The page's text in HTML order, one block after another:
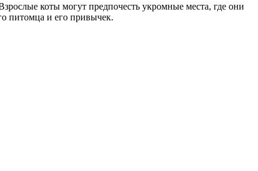
коты могут предпочесть укромные места, где они
питомца и его привычек.